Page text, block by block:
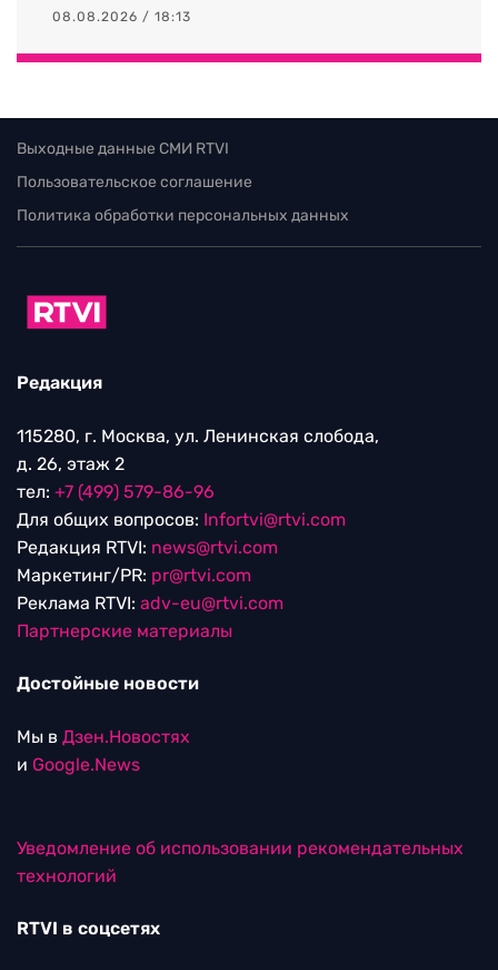
08.08.2026 / 18:13
Выходные данные СМИ RTVI
Пользовательское соглашение
Политика обработки персональных данных
Редакция
115280, г. Москва, ул. Ленинская слобода,
д. 26, этаж 2
тел: +7 (499) 579-86-96
Для общих вопросов: Infortvi@rtvi.com
Редакция RTVI: news@rtvi.com
Маркетинг/PR: pr@rtvi.com
Реклама RTVI: adv-eu@rtvi.com
Партнерские материалы
Достойные новости
Мы в Дзен.Новостях
и Google.News
Уведомление об использовании рекомендательных
технологий
RTVI в соцсетях